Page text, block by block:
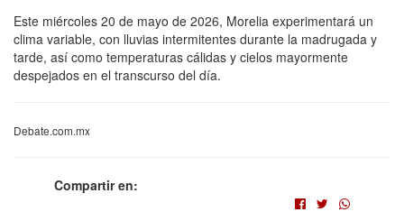
Este miércoles 20 de mayo de 2026, Morelia experimentará un
clima variable, con lluvias intermitentes durante la madrugada y
tarde, así como temperaturas cálidas y cielos mayormente
despejados en el transcurso del día.
Debate.com.mx
Compartir en: